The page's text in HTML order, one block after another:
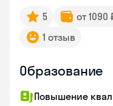
5 от 1090
1 отзыв
Образование
Повышение